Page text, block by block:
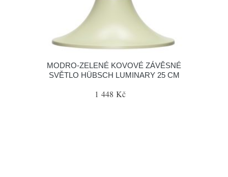
MODRO-ZELENÉ KOVOVÉ ZÁVĚSNÉ
SVĚTLO HÜBSCH LUMINARY 25 CM
1 448 Kč